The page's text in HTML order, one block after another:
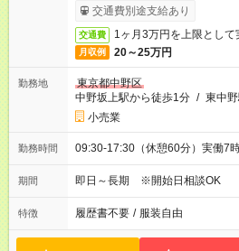
ービス利用可（利用条件有）
交通費別途支給あり
交通費 1ヶ月3万円を上限として
月収例 20～25万円
勤務地
東京都中野区
中野坂上駅から徒歩1分 / 東中
小売業
勤務時間 09:30-17:30（休憩60分）実働7
期間 即日～長期 ※開始日相談OK
特徴 履歴書不要 / 服装自由